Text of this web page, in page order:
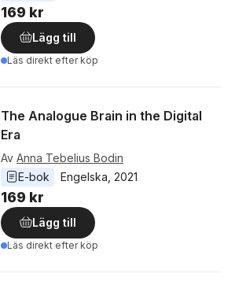
169 kr
Lägg till
Läs direkt efter köp
The Analogue Brain in the Digital
Era
Av Anna Tebelius Bodin
E-bok
Engelska 2021
169 kr
Lägg till
Läs direkt efter köp